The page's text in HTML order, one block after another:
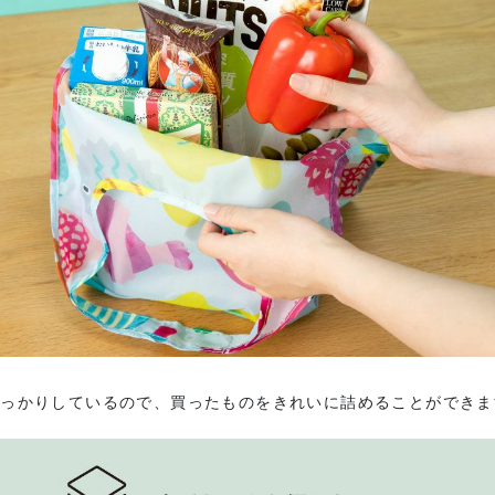
かりしているので、買ったものをきれいに詰めることができ